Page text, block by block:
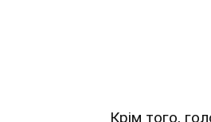
Крім того,